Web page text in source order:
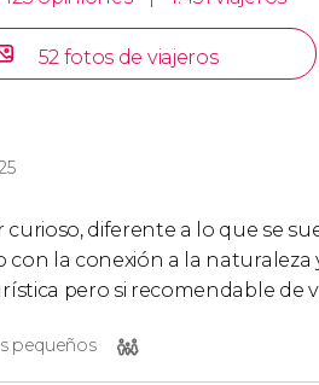
52 fotos de viajeros
curioso, diferente a lo que se
con la conexión a la
pero si recomendable de
pequeños